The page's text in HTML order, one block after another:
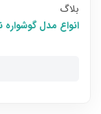
بلاگ
انواع مدل گوشواره